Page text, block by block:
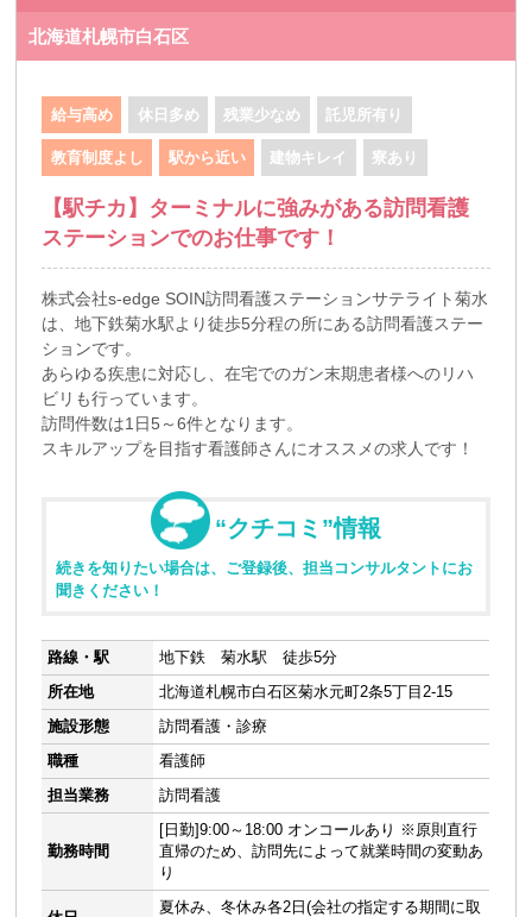
北海道札幌市白石区
給与高め 休日多め 残業少なめ 託児所有り
教育制度よし 駅から近い 建物キレイ 寮あり
【駅チカ】ターミナルに強みがある訪問看護
ステーションでのお仕事です！
株式会社s-edge SOIN訪問看護ステーションサテライト菊水
は、地下鉄菊水駅より徒歩5分程の所にある訪問看護ステー
ションです。
あらゆる疾患に対応し、在宅でのガン末期患者様へのリハ
ビリも行っています。
訪問件数は1日5～6件となります。
スキルアップを目指す看護師さんにオススメの求人です！
“クチコミ”情報
続きを知りたい場合は、ご登録後、担当コンサルタントにお
聞きください！
路線・駅
地下鉄 菊水駅 徒歩5分
所在地
北海道札幌市白石区菊水元町2条5丁目2-15
施設形態
訪問看護・診療
職種
看護師
担当業務
訪問看護
勤務時間
[日勤]9:00～18:00 オンコールあり ※原則直行
直帰のため、訪問先によって就業時間の変動あ
り
夏休み、冬休み各2日(会社の指定する期間に取